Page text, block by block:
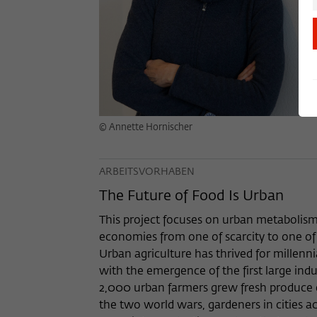
© Annette Hornischer
ARBEITSVORHABEN
The Future of Food Is Urban
This project focuses on urban
economies from one of scarcity to one
Urban agriculture has thrived for
with the emergence of the first large
2,000 urban farmers grew fresh
the two world wars, gardeners in cities